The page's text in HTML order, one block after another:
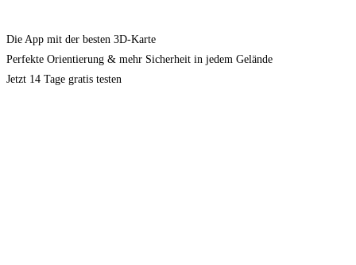
Die App mit der besten 3D-Karte
Perfekte Orientierung & mehr Sicherheit in jedem Gelände
Jetzt 14 Tage gratis testen